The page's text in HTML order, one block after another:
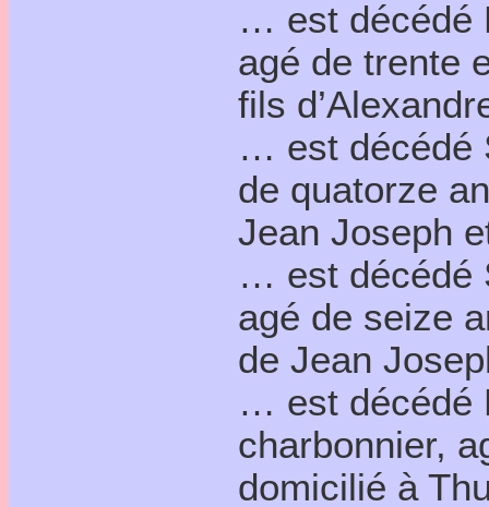
… est décédé
agé de trente
fils
… est décédé
de quatorze
Jean Joseph
… est décédé
agé de seize
de Jean
… est décédé
charbonnier,
domicilié à